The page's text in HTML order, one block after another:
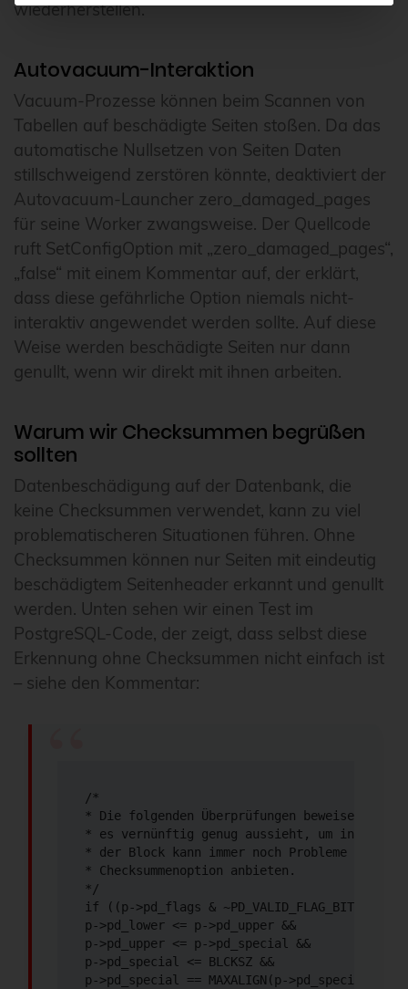
wiederherstellen.
Autovacuum-Interaktion
Vacuum-Prozesse können beim Scannen von
Tabellen auf beschädigte Seiten stoßen. Da das
automatische Nullsetzen von Seiten Daten
stillschweigend zerstören könnte, deaktiviert der
Autovacuum-Launcher zero_damaged_pages
für seine Worker zwangsweise. Der Quellcode
ruft SetConfigOption mit „zero_damaged_pages“,
„false“ mit einem Kommentar auf, der erklärt,
dass diese gefährliche Option niemals nicht-
interaktiv angewendet werden sollte. Auf diese
Weise werden beschädigte Seiten nur dann
genullt, wenn wir direkt mit ihnen arbeiten.
Warum wir Checksummen begrüßen
sollten
Datenbeschädigung auf der Datenbank, die
keine Checksummen verwendet, kann zu viel
problematischeren Situationen führen. Ohne
Checksummen können nur Seiten mit eindeutig
beschädigtem Seitenheader erkannt und genullt
werden. Unten sehen wir einen Test im
PostgreSQL-Code, der zeigt, dass selbst diese
Erkennung ohne Checksummen nicht einfach ist
– siehe den Kommentar:
/*
* Die folgenden Überprüfungen beweisen
* es vernünftig genug aussieht, um in den
* der Block kann immer noch Probleme
* Checksummenoption anbieten.
*/
if ((p->pd_flags & ~PD_VALID_FLAG_BITS) == 0
p->pd_lower <= p->pd_upper &&
p->pd_upper <= p->pd_special &&
p->pd_special <= BLCKSZ &&
p->pd_special == MAXALIGN(p->pd_special))